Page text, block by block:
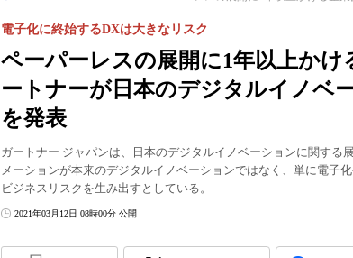
ペーパーレスの展開に1年以上かけ
ートナーが日本のデジタルイノベ
を発表
電子化に終始するDXは大きなリスク
ガートナー ジャパンは、日本のデジタルイノベーションに関する
メーションが本来のデジタルイノベーションではなく、単に電子
ビジネスリスクを生み出すとしている。
2021年03月12日 08時00分 公開